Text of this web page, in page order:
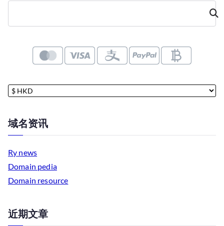
域名资讯
Ry news
Domain pedia
Domain resource
近期文章